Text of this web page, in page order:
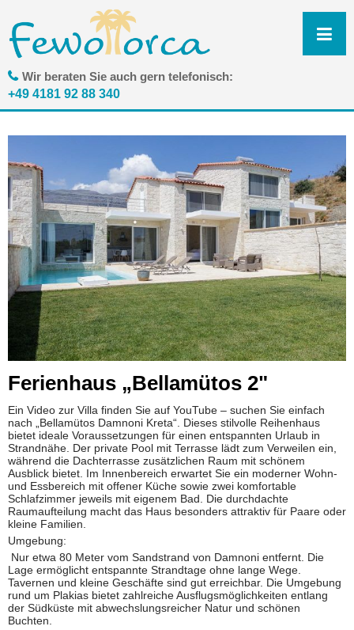
Wir beraten Sie auch gern telefonisch:
+49 4181 92 88 340
Ferienhaus „Bellamütos 2"
Ein Video zur Villa finden Sie auf YouTube – suchen Sie einfach
nach „Bellamütos Damnoni Kreta“. Dieses stilvolle Reihenhaus
bietet ideale Voraussetzungen für einen entspannten Urlaub in
Strandnähe. Der private Pool mit Terrasse lädt zum Verweilen ein,
während die Dachterrasse zusätzlichen Raum mit schönem
Ausblick bietet. Im Innenbereich erwartet Sie ein moderner Wohn-
und Essbereich mit offener Küche sowie zwei komfortable
Schlafzimmer jeweils mit eigenem Bad. Die durchdachte
Raumaufteilung macht das Haus besonders attraktiv für Paare oder
kleine Familien.
Umgebung:
Nur etwa 80 Meter vom Sandstrand von Damnoni entfernt. Die
Lage ermöglicht entspannte Strandtage ohne lange Wege.
Tavernen und kleine Geschäfte sind gut erreichbar. Die Umgebung
rund um Plakias bietet zahlreiche Ausflugsmöglichkeiten entlang
der Südküste mit abwechslungsreicher Natur und schönen
Buchten.